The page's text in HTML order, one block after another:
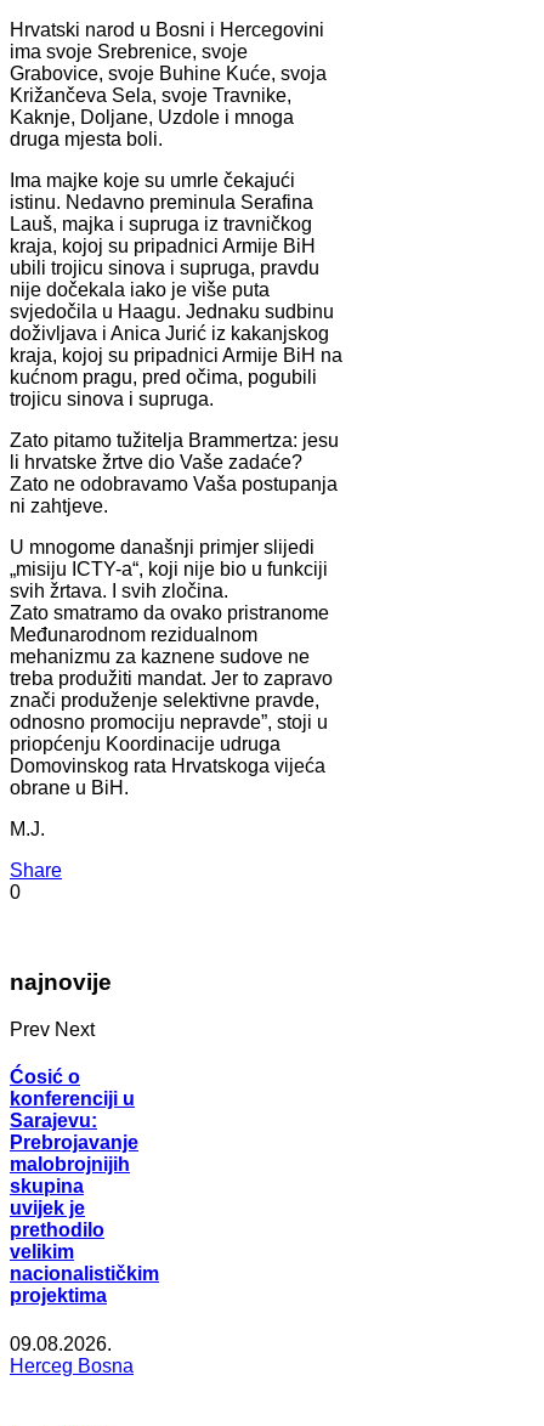
Hrvatski narod u Bosni i Hercegovini
ima svoje Srebrenice, svoje
Grabovice, svoje Buhine Kuće, svoja
Križančeva Sela, svoje Travnike,
Kaknje, Doljane, Uzdole i mnoga
druga mjesta boli.
Ima majke koje su umrle čekajući
istinu. Nedavno preminula Serafina
Lauš, majka i supruga iz travničkog
kraja, kojoj su pripadnici Armije BiH
ubili trojicu sinova i supruga, pravdu
nije dočekala iako je više puta
svjedočila u Haagu. Jednaku sudbinu
doživljava i Anica Jurić iz kakanjskog
kraja, kojoj su pripadnici Armije BiH na
kućnom pragu, pred očima, pogubili
trojicu sinova i supruga.
Zato pitamo tužitelja Brammertza: jesu
li hrvatske žrtve dio Vaše zadaće?
Zato ne odobravamo Vaša postupanja
ni zahtjeve.
U mnogome današnji primjer slijedi
„misiju ICTY-a“, koji nije bio u funkciji
svih žrtava. I svih zločina.
Zato smatramo da ovako pristranome
Međunarodnom rezidualnom
mehanizmu za kaznene sudove ne
treba produžiti mandat. Jer to zapravo
znači produženje selektivne pravde,
odnosno promociju nepravde”, stoji u
priopćenju Koordinacije udruga
Domovinskog rata Hrvatskoga vijeća
obrane u BiH.
M.J.
Share
0
najnovije
Prev Next
Ćosić o
konferenciji u
Sarajevu:
Prebrojavanje
malobrojnijih
skupina
uvijek je
prethodilo
velikim
nacionalističkim
projektima
09.08.2026.
Herceg Bosna